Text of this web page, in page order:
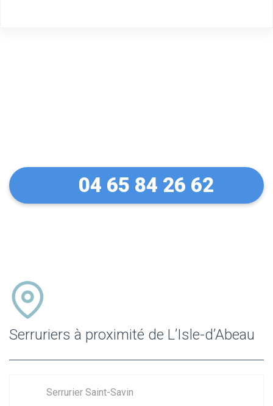
04 65 84 26 62
Serruriers à proximité de L’Isle-d’Abeau
Serrurier Saint-Savin